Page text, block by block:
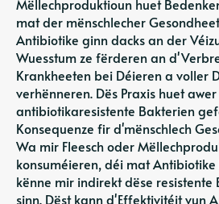
Mëllechproduktioun huet
mat der mënschlecher
Antibiotike ginn dacks an der
Wuesstum ze fërderen an
Krankheeten bei Déieren a voller
verhënneren. Dës Praxis huet
antibiotikaresistente Bakterien
Konsequenze fir d'mënschlech
Wa mir Fleesch oder
konsuméieren, déi mat
kënne mir indirekt dëse resistente
sinn. Dëst kann d'Effektivitéit vun